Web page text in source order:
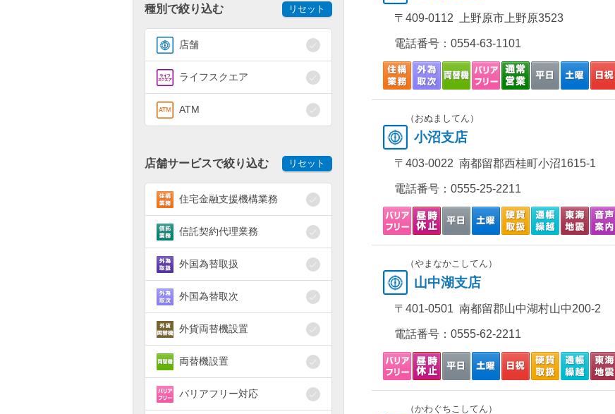
種別で絞り込む リセット
店舗
ライフスクエア
ATM
店舗サービスで絞り込む リセット
住宅金融支援機構業務
信託契約代理業務
外国為替取扱
外国為替取次
外貨両替機設置
両替機設置
バリアフリー対応
〒409-0112 上野原市上野原3523
電話番号： 0554-63-1101
（おぬましてん）
小沼支店
〒403-0022 南都留郡西桂町小沼1615-1
電話番号： 0555-25-2211
（やまなかこしてん）
山中湖支店
〒401-0501 南都留郡山中湖村山中200-2
電話番号： 0555-62-2211
（かわぐちこしてん）